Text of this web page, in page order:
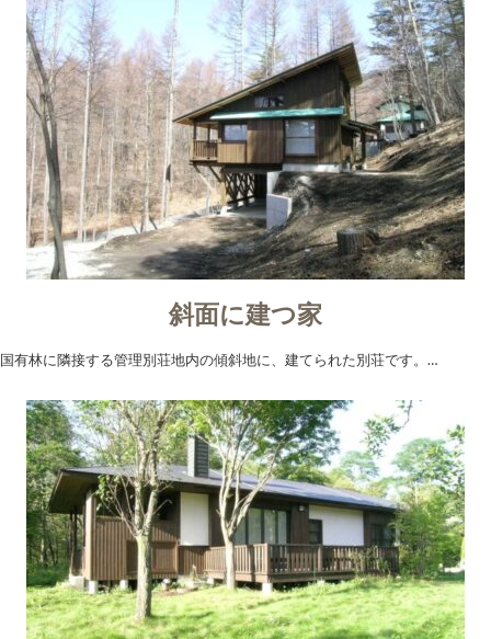
斜面に建つ家
国有林に隣接する管理別荘地内の傾斜地に、建てられた別荘です。…